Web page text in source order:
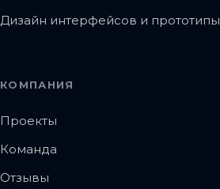
Дизайн интерфейсов и прототипы
КОМПАНИЯ
Проекты
Команда
Отзывы